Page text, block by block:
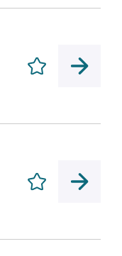
Enregistrer
Enregistrer